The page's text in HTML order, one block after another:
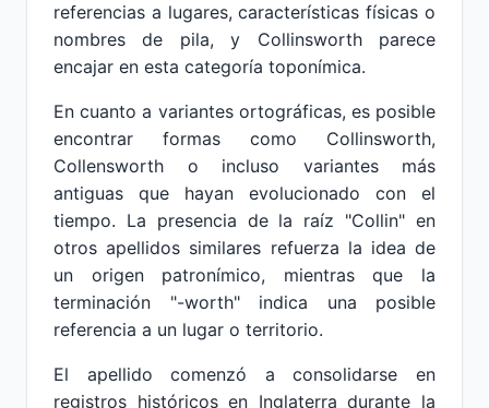
referencias a lugares, características físicas o
nombres de pila, y Collinsworth parece
encajar en esta categoría toponímica.
En cuanto a variantes ortográficas, es posible
encontrar formas como Collinsworth,
Collensworth o incluso variantes más
antiguas que hayan evolucionado con el
tiempo. La presencia de la raíz "Collin" en
otros apellidos similares refuerza la idea de
un origen patronímico, mientras que la
terminación "-worth" indica una posible
referencia a un lugar o territorio.
El apellido comenzó a consolidarse en
registros históricos en Inglaterra durante la